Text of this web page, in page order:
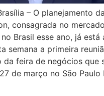
– O planejamento
consagrada no
Brasil esse ano, já está
semana a primeira
da feira de negócios que
de março no São Paulo